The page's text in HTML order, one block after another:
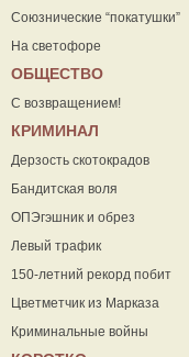
Союзнические “покатушки”
На светофоре
ОБЩЕСТВО
С возвращением!
КРИМИНАЛ
Дерзость скотокрадов
Бандитская воля
ОПЭгэшник и обрез
Левый трафик
150-летний рекорд побит
Цветметчик из Марказа
Криминальные войны